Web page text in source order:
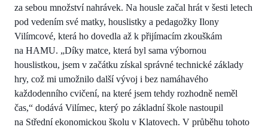
za sebou množství nahrávek. Na housle začal hrát v šesti letech
pod vedením své matky, houslistky a pedagožky Ilony
Vilímcové, která ho dovedla až k přijímacím zkouškám
na HAMU. „Díky matce, která byl sama výbornou
houslistkou, jsem v začátku získal správné technické základy
hry, což mi umožnilo další vývoj i bez namáhavého
každodenního cvičení, na které jsem tehdy rozhodně neměl
čas,“ dodává Vilímec, který po základní škole nastoupil
na Střední ekonomickou školu v Klatovech. V průběhu tohoto